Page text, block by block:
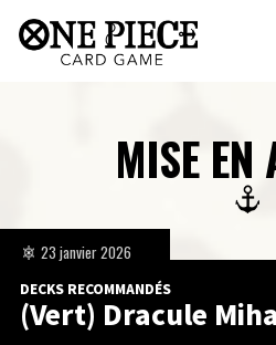
MISE EN
DECKS RECOMMANDÉS
(Vert) Dracule
23 janvier 2026